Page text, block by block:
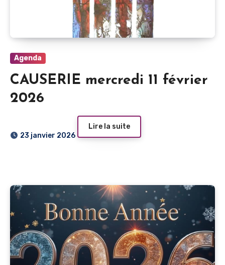
Agenda
CAUSERIE mercredi 11 février
2026
23 janvier 2026
Lire la suite